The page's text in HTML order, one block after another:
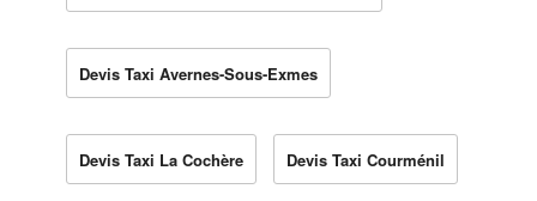
Devis Taxi Avernes-Sous-Exmes
Devis Taxi La Cochère Devis Taxi Courménil